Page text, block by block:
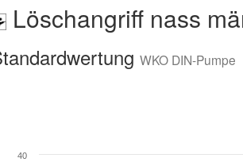
Löschangriff nass
WKO DIN-Pumpe
40